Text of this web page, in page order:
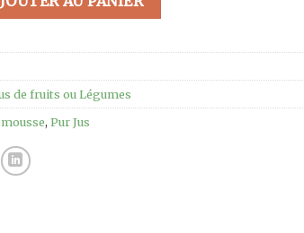
de fruits ou Légumes
, Pur Jus